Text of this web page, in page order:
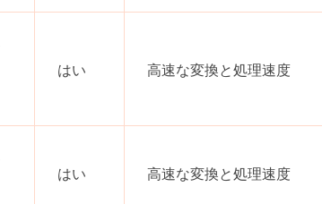
はい 高速な変換と処理速度
はい 高速な変換と処理速度